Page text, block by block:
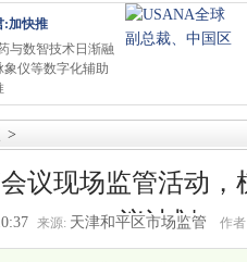
:加快推
与数智技术日渐融
仪等数字化辅助
>
议现场监管活动
议计划
来源: 天津和平区市场监管 作